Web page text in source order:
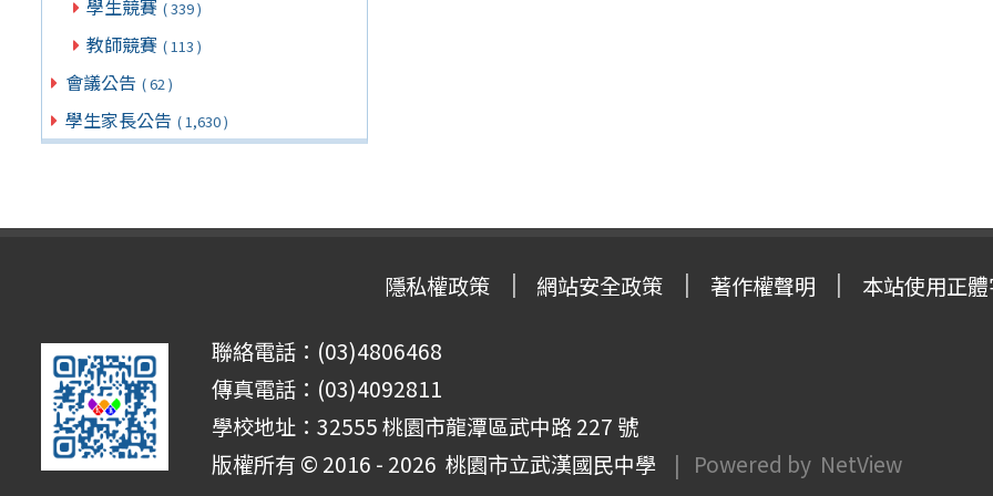
學生競賽 ( 339 )
教師競賽 ( 113 )
會議公告 ( 62 )
學生家長公告 ( 1,630 )
隱私權政策 網站安全政策 著作權聲明 本站使用正
聯絡電話：(03)4806468
傳真電話：(03)4092811
學校地址：32555 桃園市龍潭區武中路 227 號
版權所有 © 2016 - 2026 桃園市立武漢國民中學 | Powered by NetView